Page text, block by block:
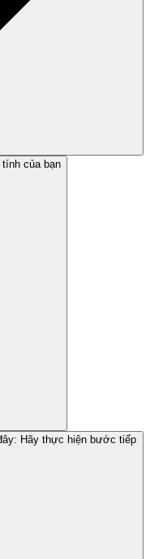
của bạn
Hãy thực hiện bước tiếp